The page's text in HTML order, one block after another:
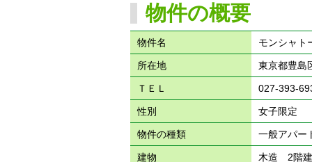
物件の概要
物件名 モンシャト
所在地 東京都豊島
ＴＥＬ 027-393-
性別 女子限定
物件の種類 一般アパー
建物 木造 2階